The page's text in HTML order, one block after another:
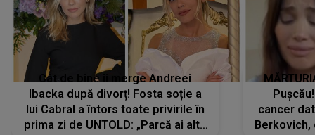
Cât de bine îi merge Andreei
Ibacka după divorț! Fosta soție a
lui Cabral a întors toate privirile în
prima zi de UNTOLD: „Parcă ai altă
cancer
Berkovich,